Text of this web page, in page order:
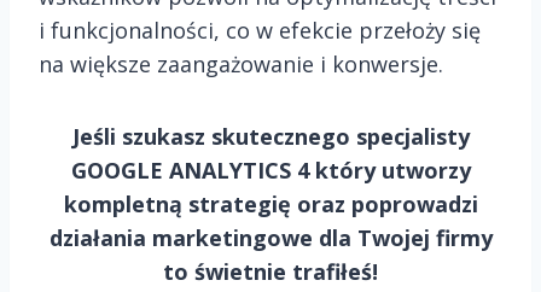
i funkcjonalności, co w efekcie przełoży się
na większe zaangażowanie i konwersje.
Jeśli szukasz skutecznego specjalisty
GOOGLE ANALYTICS 4 który utworzy
kompletną strategię oraz poprowadzi
działania marketingowe dla Twojej firmy
to świetnie trafiłeś!